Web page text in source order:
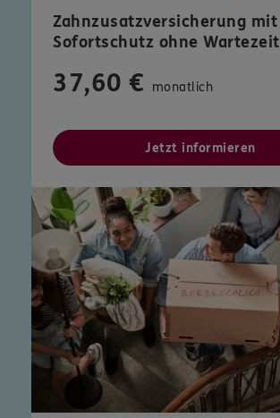
Zahnzusatzversicherung mit
Sofortschutz ohne Wartezeit
37,60 € monatlich
Jetzt informieren